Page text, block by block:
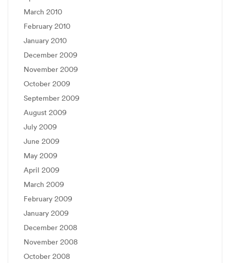
March 2010
February 2010
January 2010
December 2009
November 2009
October 2009
September 2009
August 2009
July 2009
June 2009
May 2009
April 2009
March 2009
February 2009
January 2009
December 2008
November 2008
October 2008